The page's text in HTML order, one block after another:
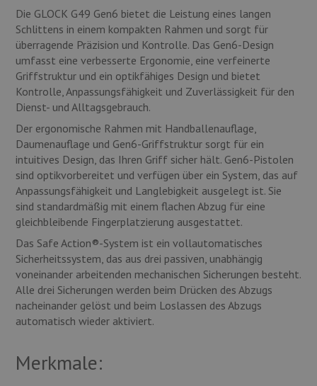
Die GLOCK G49 Gen6 bietet die Leistung eines langen
Schlittens in einem kompakten Rahmen und sorgt für
überragende Präzision und Kontrolle. Das Gen6-Design
umfasst eine verbesserte Ergonomie, eine verfeinerte
Griffstruktur und ein optikfähiges Design und bietet
Kontrolle, Anpassungsfähigkeit und Zuverlässigkeit für den
Dienst- und Alltagsgebrauch.
Der ergonomische Rahmen mit Handballenauflage,
Daumenauflage und Gen6-Griffstruktur sorgt für ein
intuitives Design, das Ihren Griff sicher hält. Gen6-Pistolen
sind optikvorbereitet und verfügen über ein System, das auf
Anpassungsfähigkeit und Langlebigkeit ausgelegt ist. Sie
sind standardmäßig mit einem flachen Abzug für eine
gleichbleibende Fingerplatzierung ausgestattet.
Das Safe Action®-System ist ein vollautomatisches
Sicherheitssystem, das aus drei passiven, unabhängig
voneinander arbeitenden mechanischen Sicherungen besteht.
Alle drei Sicherungen werden beim Drücken des Abzugs
nacheinander gelöst und beim Loslassen des Abzugs
automatisch wieder aktiviert.
Merkmale: